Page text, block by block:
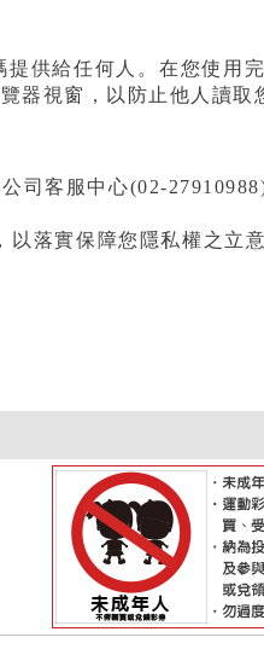
供給任何人。在您使用
器視窗，以防止他人讀取
司客服中心(02-
落實保障您隱私權之立